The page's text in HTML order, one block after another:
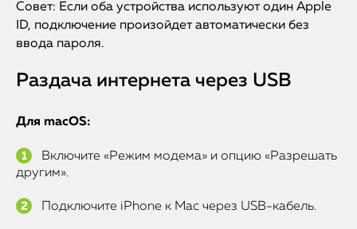
Совет: Если оба устройства используют один Apple
ID, подключение произойдет автоматически без
ввода пароля.
Раздача интернета через USB
Для macOS:
Включите «Режим модема» и опцию «Разрешать
другим».
Подключите iPhone к Mac через USB-кабель.